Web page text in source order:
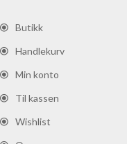
Butikk
Handlekurv
Min konto
Til kassen
Wishlist